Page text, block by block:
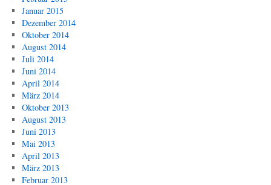
Januar 2015
Dezember 2014
Oktober 2014
August 2014
Juli 2014
Juni 2014
April 2014
März 2014
Oktober 2013
August 2013
Juni 2013
Mai 2013
April 2013
März 2013
Februar 2013